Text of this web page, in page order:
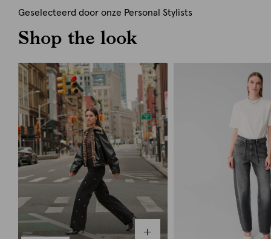
Geselecteerd door onze Personal Stylists
Shop the look